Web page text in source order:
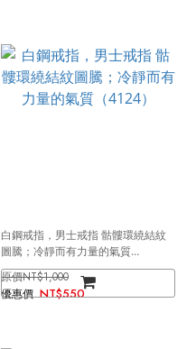
白鋼戒指，男士戒指 骷髏環繞結紋
圖騰；冷靜而有力量的氣質
（4124）
NT$1,000
NT$550